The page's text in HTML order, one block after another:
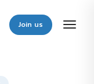
Join us